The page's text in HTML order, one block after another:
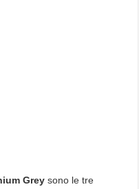
Grey sono le tre